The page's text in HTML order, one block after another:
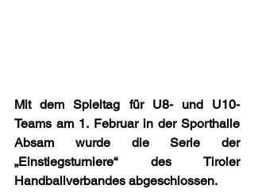
Mit dem Spieltag für U8- und U10-
Teams am 1. Februar in der Sporthalle
Absam wurde die Serie der
„Einstiegsturniere“ des Tiroler
Handballverbandes abgeschlossen.